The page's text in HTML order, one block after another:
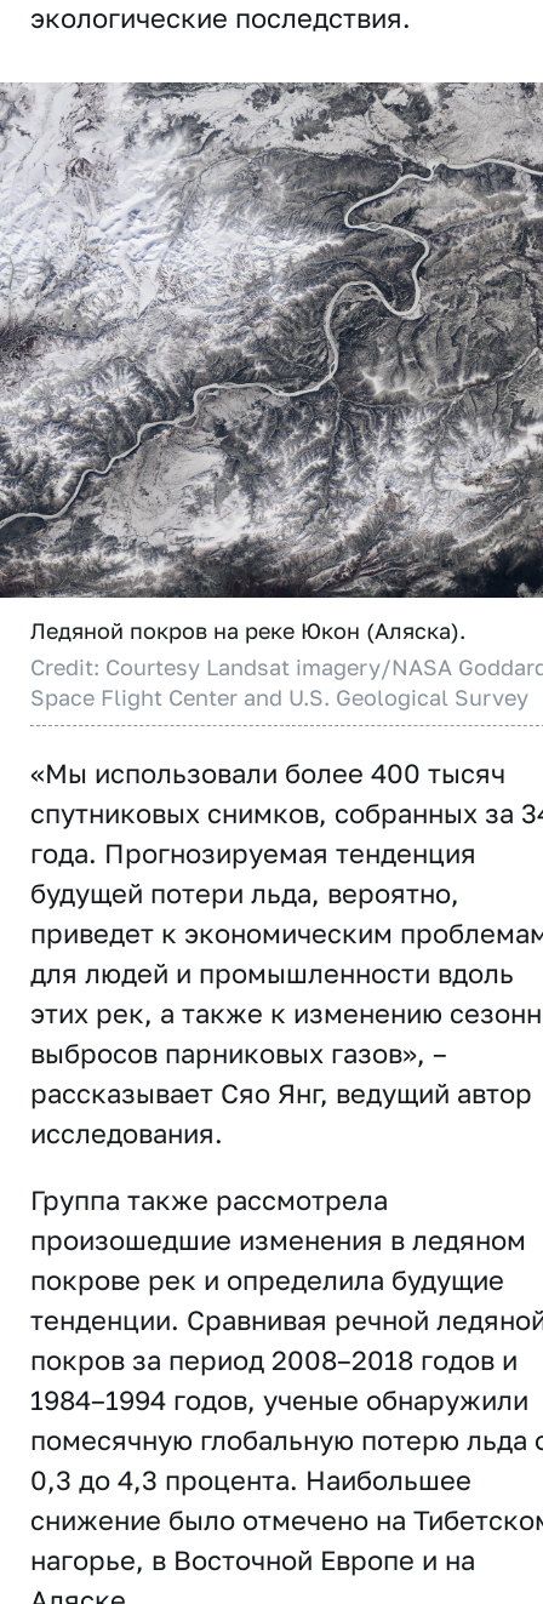
экологические последствия.
Ледяной покров на реке Юкон (Аляска).
Credit: Courtesy Landsat imagery/NASA
Space Flight Center and U.S. Geological Survey
«Мы использовали более 400 тысяч
спутниковых снимков, собранных за
года. Прогнозируемая тенденция
будущей потери льда, вероятно,
приведет к экономическим
для людей и промышленности вдоль
этих рек, а также к изменению
выбросов парниковых газов», –
рассказывает Сяо Янг, ведущий автор
исследования.
Группа также рассмотрела
произошедшие изменения в ледяном
покрове рек и определила будущие
тенденции. Сравнивая речной
покров за период 2008–2018 годов и
1984–1994 годов, ученые обнаружили
помесячную глобальную потерю льда
0,3 до 4,3 процента. Наибольшее
снижение было отмечено на
нагорье, в Восточной Европе и на